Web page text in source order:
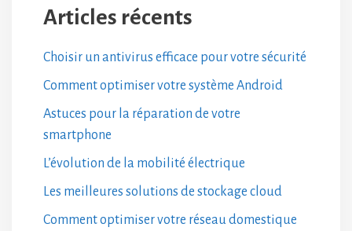
Articles récents
Choisir un antivirus efficace pour votre sécurité
Comment optimiser votre système Android
Astuces pour la réparation de votre
smartphone
L’évolution de la mobilité électrique
Les meilleures solutions de stockage cloud
Comment optimiser votre réseau domestique